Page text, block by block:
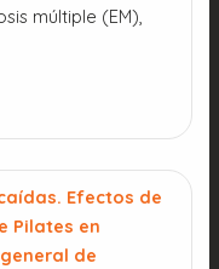
múltiple (EM),
Efectos de
Pilates en
de